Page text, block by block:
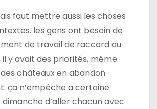
faut mettre aussi les choses
les gens ont besoin de
de travail de raccord au
il y avait des priorités, même
châteaux en abandon
ça n’empêche a certaine
d’aller chacun avec